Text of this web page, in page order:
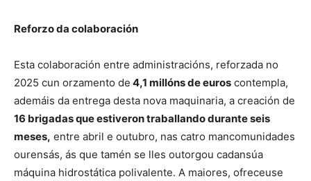
Reforzo da colaboración
Esta colaboración entre administracións, reforzada no
2025 cun orzamento de 4,1 millóns de euros contempla,
ademáis da entrega desta nova maquinaria, a creación de
16 brigadas que estiveron traballando durante seis
meses, entre abril e outubro, nas catro mancomunidades
ourensás, ás que tamén se lles outorgou cadansúa
máquina hidrostática polivalente. A maiores, ofreceuse